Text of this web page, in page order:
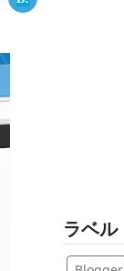
ラベル